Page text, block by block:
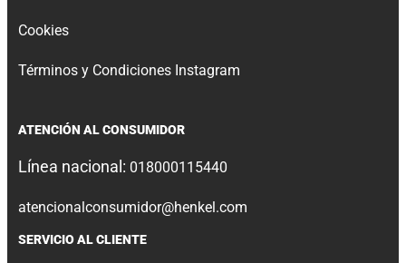
Cookies
Términos y Condiciones Instagram
ATENCIÓN AL CONSUMIDOR
Línea nacional: 018000115440
atencionalconsumidor@henkel.com
SERVICIO AL CLIENTE